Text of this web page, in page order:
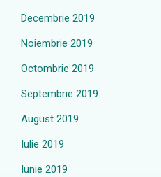
Decembrie 2019
Noiembrie 2019
Octombrie 2019
Septembrie 2019
August 2019
Iulie 2019
Iunie 2019